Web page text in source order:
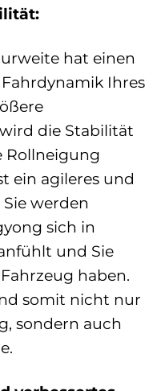
hat einen
Ihres
die Stabilität
Rollneigung
ein agileres und
werden
sich in
und Sie
haben.
somit nicht nur
sondern auch